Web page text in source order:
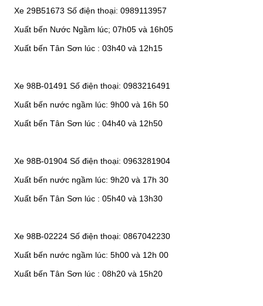
Xe 29B51673 Số điện thoại: 0989113957
Xuất bến Nước Ngầm lúc; 07h05 và 16h05
Xuất bến Tân Sơn lúc : 03h40 và 12h15
Xe 98B-01491 Số điện thoại: 0983216491
Xuất bến nước ngầm lúc: 9h00 và 16h 50
Xuất bến Tân Sơn lúc : 04h40 và 12h50
Xe 98B-01904 Số điện thoại: 0963281904
Xuất bến nước ngầm lúc: 9h20 và 17h 30
Xuất bến Tân Sơn lúc : 05h40 và 13h30
Xe 98B-02224 Số điện thoại: 0867042230
Xuất bến nước ngầm lúc: 5h00 và 12h 00
Xuất bến Tân Sơn lúc : 08h20 và 15h20